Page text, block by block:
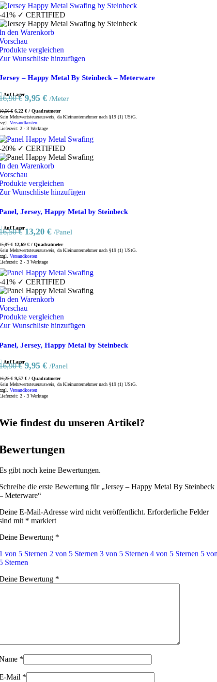
41% ✓ CERTIFIED
den Warenkorb
vergleichen
Wunschliste hinzufügen
– Happy Metal By Steinbeck – Meterware
Auf Lager
€ Ursprünglicher
Preis
war:
16,90 €
9,95 €Aktueller
Preis
ist:
9,95 €.
/Meter
€ 6,22 € / Quadratmeter
Mehrwertsteuerausweis, da Kleinunternehmer nach §19 (1) UStG.
Versandkosten
2 - 3 Werktage
20% ✓ CERTIFIED
den Warenkorb
vergleichen
Wunschliste hinzufügen
Jersey, Happy Metal by Steinbeck
Auf Lager
€ Ursprünglicher
Preis
war:
16,50 €
13,20 €Aktueller
Preis
ist:
/Panel
€ 12,69 € / Quadratmeter
Mehrwertsteuerausweis, da Kleinunternehmer nach §19 (1) UStG.
Versandkosten
2 - 3 Werktage
41% ✓ CERTIFIED
den Warenkorb
vergleichen
Wunschliste hinzufügen
Jersey, Happy Metal by Steinbeck
Auf Lager
€ Ursprünglicher
Preis
war:
16,90 €
9,95 €Aktueller
Preis
ist:
9,95 €.
/Panel
€ 9,57 € / Quadratmeter
Mehrwertsteuerausweis, da Kleinunternehmer nach §19 (1) UStG.
Versandkosten
2 - 3 Werktage
findest du unseren Artikel?
gibt noch keine Bewertungen.
die erste Bewertung für „Jersey – Happy Metal By Steinbeck
Meterware“
E-Mail-Adresse wird nicht veröffentlicht. Erforderliche Felder
mit * markiert
Bewertung *
von 5 Sternen 2 von 5 Sternen 3 von 5 Sternen 4 von 5 Sternen 5
Sternen
Bewertung *
*
Mail *